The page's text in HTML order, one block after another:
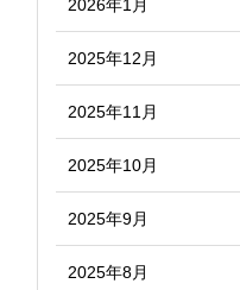
2026年1月
2025年12月
2025年11月
2025年10月
2025年9月
2025年8月